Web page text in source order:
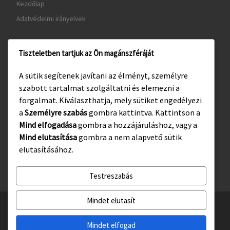
Kezdőlap
Adatvédelmi irányelvek
www.visitgyula.com
www.gyulakult.hu
Facebook Instagram
© 2026Gyulasport Nonprofit Kft.– All rights reserved
– Designed with theCustomizr téma haladó beállításai
Tiszteletben tartjuk az Ön magánszféráját
A sütik segítenek javítani az élményt, személyre
szabott tartalmat szolgáltatni és elemezni a
forgalmat. Kiválaszthatja, mely sütiket engedélyezi
a Személyre szabásgombra kattintva. Kattintson a
Mind elfogadásagombra a hozzájáruláshoz, vagy a
Mind elutasításagombra a nem alapvető sütik
elutasításához.
Testreszabás
Mindet elutasít
Mindet elfogad